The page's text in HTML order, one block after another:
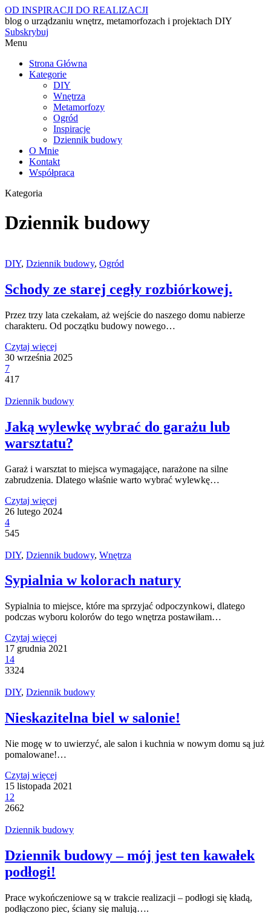
OD INSPIRACJI DO REALIZACJI
blog o urządzaniu wnętrz, metamorfozach i projektach DIY
Subskrybuj
Menu
Strona Główna
Kategorie
DIY
Wnętrza
Metamorfozy
Ogród
Inspiracje
Dziennik budowy
O Mnie
Kontakt
Współpraca
Kategoria
Dziennik budowy
DIY, Dziennik budowy, Ogród
Schody ze starej cegły rozbiórkowej.
Przez trzy lata czekałam, aż wejście do naszego domu nabierze
charakteru. Od początku budowy nowego…
Czytaj więcej
30 września 2025
7
417
Dziennik budowy
Jaką wylewkę wybrać do garażu lub
warsztatu?
Garaż i warsztat to miejsca wymagające, narażone na silne
zabrudzenia. Dlatego właśnie warto wybrać wylewkę…
Czytaj więcej
26 lutego 2024
4
545
DIY, Dziennik budowy, Wnętrza
Sypialnia w kolorach natury
Sypialnia to miejsce, które ma sprzyjać odpoczynkowi, dlatego
podczas wyboru kolorów do tego wnętrza postawiłam…
Czytaj więcej
17 grudnia 2021
14
3324
DIY, Dziennik budowy
Nieskazitelna biel w salonie!
Nie mogę w to uwierzyć, ale salon i kuchnia w nowym domu są już
pomalowane!…
Czytaj więcej
15 listopada 2021
12
2662
Dziennik budowy
Dziennik budowy – mój jest ten kawałek
podłogi!
Prace wykończeniowe są w trakcie realizacji – podłogi się kładą,
podłączono piec, ściany się malują….